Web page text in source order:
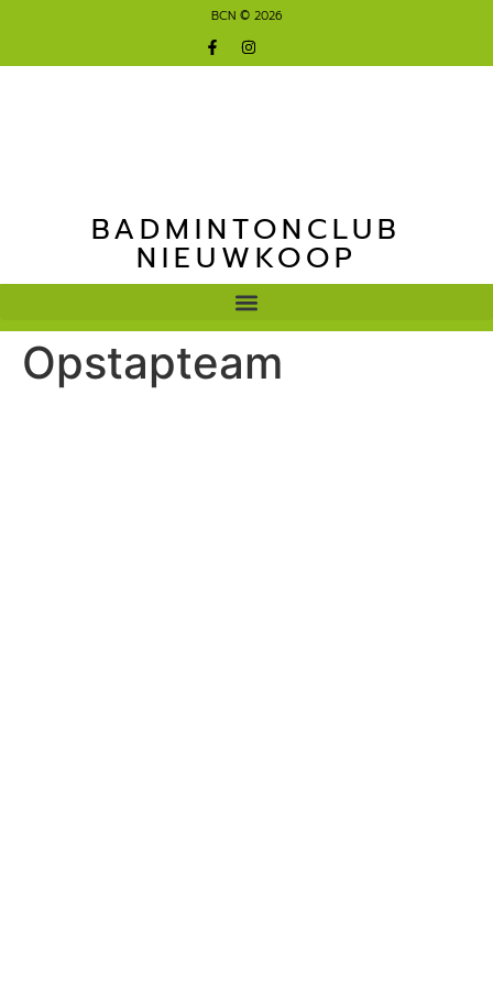
BCN © 2026
BADMINTONCLUB
NIEUWKOOP
Opstapteam